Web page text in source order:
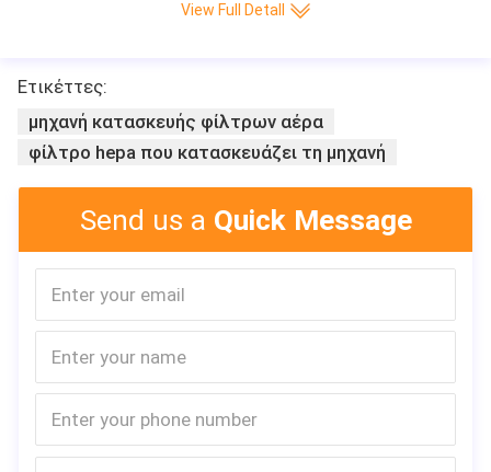
View Full Detall
Ετικέττες:
μηχανή κατασκευής φίλτρων αέρα
φίλτρο hepa που κατασκευάζει τη μηχανή
Send us a Quick Message